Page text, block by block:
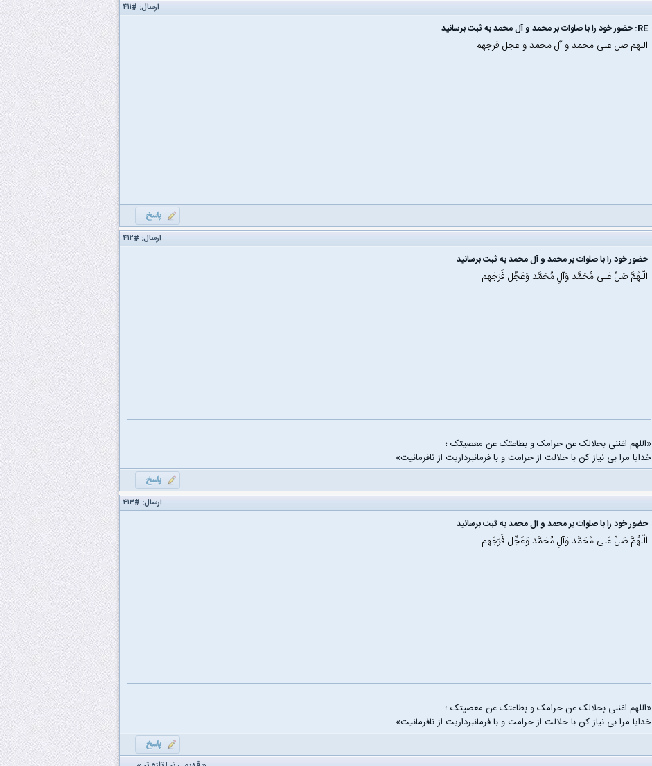
ارسال: #۴۱۱
RE: حضور خود را با صلوات بر محمد و آل محمد به ثبت برسانید
اللهم صل علی محمد و آل محمد و عجل فرجهم
ارسال: #۴۱۲
حضور خود را با صلوات بر محمد و آل محمد به ثبت برسانید
الّلهُمَّ صَلِّ عَلی مُحَمَّد وَآلِ مُحَمَّد وَعَجِّل فَرَجَهم
«اللهم اغننی بحلالک عن حرامک و بطاعتک عن معصیتک ؛
خدایا مرا بی نیاز کن با حلالت از حرامت و با فرمانبرداریت از نافرمانیت»
ارسال: #۴۱۳
حضور خود را با صلوات بر محمد و آل محمد به ثبت برسانید
الّلهُمَّ صَلِّ عَلی مُحَمَّد وَآلِ مُحَمَّد وَعَجِّل فَرَجَهم
«اللهم اغننی بحلالک عن حرامک و بطاعتک عن معصیتک ؛
خدایا مرا بی نیاز کن با حلالت از حرامت و با فرمانبرداریت از نافرمانیت»